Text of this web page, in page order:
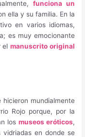
funciona un
ella y su familia. En la
en varios idiomas,
es muy emocionante
elmanuscrito original
mundialmente
Rojo porque, por la
losmuseos eróticos,
en donde se